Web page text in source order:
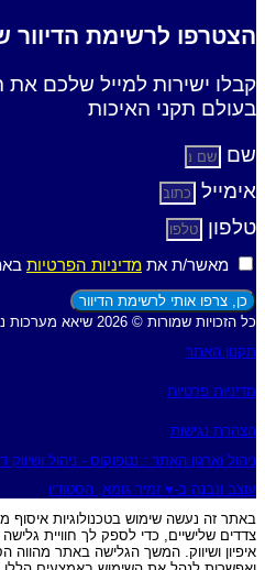
הצטרפו לרשימת הדיוור
קבלו ישירות למייל שלכם את
בעולם תקני האיכות
שם
אימייל
טלפון
מאשר/ת את מדיניות הפרטיות
כן, צרפו אותי לרשימת הדיוור
כל הזכויות שמורות © 2026 שיאא מערכות ניהול
תקנון האתר
מדיניות פרטיות
הצהרת נגישות
ניהול וארגון האתר : נטפוקוס - ניהול ושיווק
עוצב ונבנה ב-♥︎ זמיר גומא, הסטודיו
צדדים שלישיים, כדי לספק לך חוויית
איפיון ושיווק. המשך הגלישה באתר